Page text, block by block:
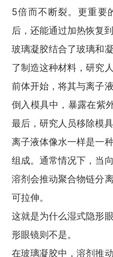
5倍而不断裂。更重要
后，还能通过加热恢复到
玻璃凝胶结合了玻璃和
了制造这种材料，研究
前体开始，将其与离子
倒入模具中，暴露在紫
最后，研究人员移除模
离子液体像水一样是一
组成。通常情况下，当
溶剂会推动聚合物链分
可拉伸。
这就是为什么湿式隐形
形眼镜则不是。
在玻璃凝胶中，溶剂推